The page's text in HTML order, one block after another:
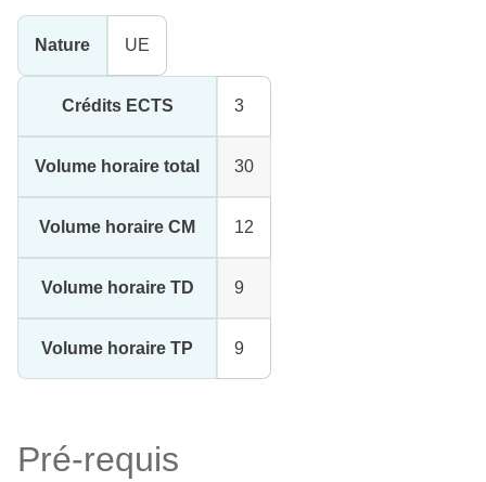
Nature UE
Crédits ECTS 3
Volume horaire total 30
Volume horaire CM 12
Volume horaire TD 9
Volume horaire TP 9
Pré-requis